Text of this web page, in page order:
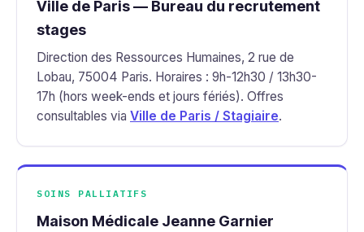
Ville de Paris — Bureau du recrutement
stages
Direction des Ressources Humaines, 2 rue de
Lobau, 75004 Paris. Horaires : 9h-12h30 / 13h30-
17h (hors week-ends et jours fériés). Offres
consultables via Ville de Paris / Stagiaire.
SOINS PALLIATIFS
Maison Médicale Jeanne Garnier